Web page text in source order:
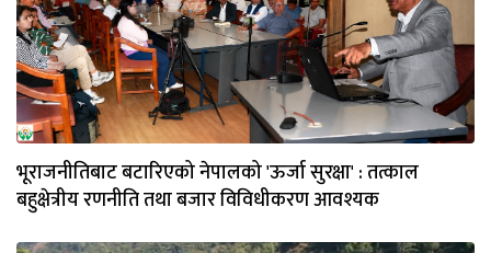
भूराजनीतिबाट बटारिएको नेपालको 'ऊर्जा सुरक्षा' : तत्काल
बहुक्षेत्रीय रणनीति तथा बजार विविधीकरण आवश्यक